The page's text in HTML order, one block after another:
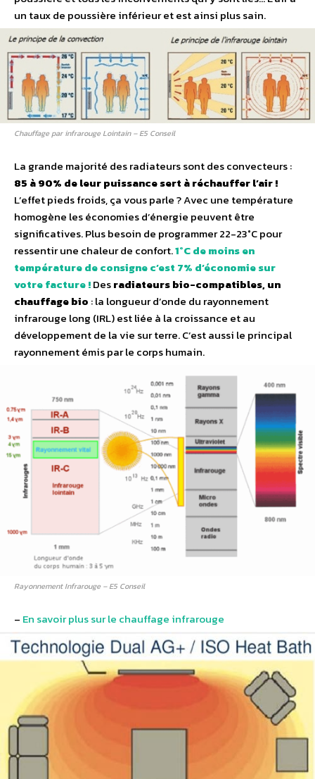
un taux de poussière inférieur et est ainsi plus sain.
Chauffage par infrarouge Lointain – E5 Conseil
La grande majorité des radiateurs sont des convecteurs :
85 à 90% de leur puissance sert à réchauffer l’air !
L’effet pieds froids, ça vous parle ? Avec une température
homogène les économies d’énergie peuvent être
significatives. Plus besoin de programmer 22-23°C pour
ressentir une chaleur de confort.1°C de moins en
température de consigne c’est 7% d’économie sur
votre facture !Desradiateurs bio-compatibles, un
chauffage bio : la longueur d’onde du rayonnement
infrarouge long (IRL) est liée à la croissance et au
développement de la vie sur terre. C’est aussi le principal
rayonnement émis par le corps humain.
Rayonnement Infrarouge – E5 Conseil
– En savoir plus sur le chauffage infrarouge